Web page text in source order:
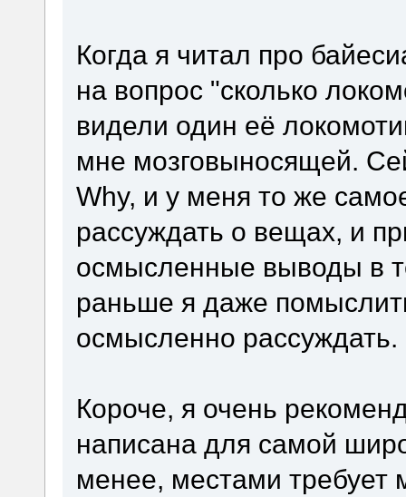
Когда я читал про
на вопрос "сколько
видели один её
мне мозговыносящей.
Why, и у меня то же
рассуждать о вещах, и
осмысленные выводы в
раньше я даже
осмысленно рассуждать.
Короче, я очень
написана для самой
менее, местами требует